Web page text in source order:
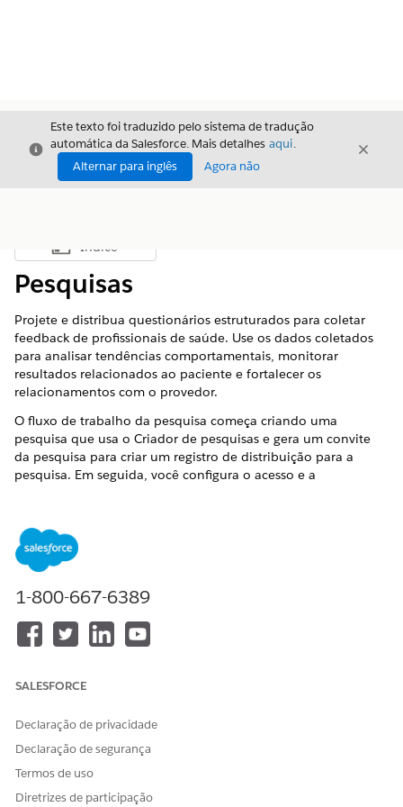
Fechar
Este texto foi traduzido pelo sistema de tradução
automática da Salesforce. Mais detalhes aqui.
Alternar para inglês
Agora não
Fechar
Mostrar índice
Índice
Pesquisas
Projete e distribua questionários estruturados para coletar
feedback de profissionais de saúde. Use os dados coletados
para analisar tendências comportamentais, monitorar
resultados relacionados ao paciente e fortalecer os
relacionamentos com o provedor.
O fluxo de trabalho da pesquisa começa criando uma
pesquisa que usa o Criador de pesquisas e gera um convite
da pesquisa para criar um registro de distribuição para a
pesquisa. Em seguida, você configura o acesso e a
depois de capturar as respostas da pesquisa por meio de
pontos de entrada com suporte no aplicativo, as respostas
offline são sincronizadas com objetos padrão do Salesforce
Use pesquisas para coletar feedback de profissionais de
saúde. Gere convites e determine quem pode participar.
Pontos de entrada da captura de pesquisa
como os usuários interagem com contas, visitas ou outros
registros. Com pontos de entrada, os usuários podem
iniciar uma pesquisa sem sair da tarefa atual.
Salesforce
1-800-667-6389
SALESFORCE
Declaração de privacidade
Declaração de segurança
Termos de uso
Diretrizes de participação